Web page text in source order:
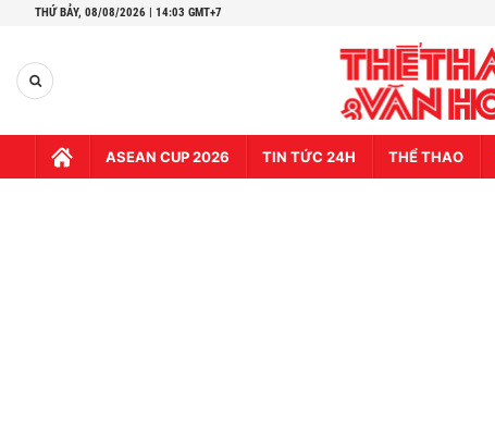
THỨ BẢY, 08/08/2026 | 14:03 GMT+7
ASEAN CUP 2026 TIN TỨC 24H THỂ THAO